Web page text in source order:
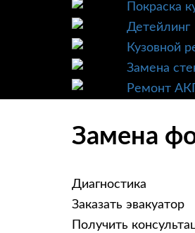
Покраска
Детейлинг
Кузовной
Замена
Ремонт
Замена
Диагностика
Заказать эвакуатор
Получить